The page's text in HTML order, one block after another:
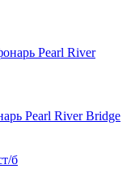
Pearl River Bridge